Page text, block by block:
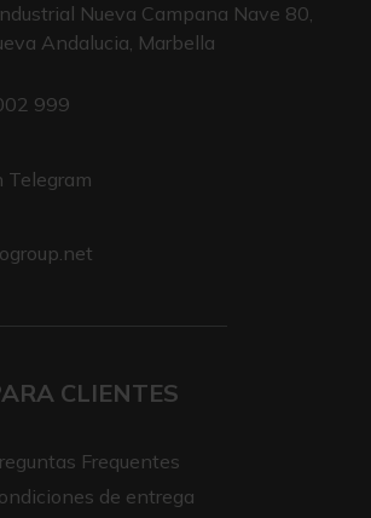
Nueva Campana Nave 80,
Andalucia, Marbella
999
Telegram
CLIENTES
Frequentes
de entrega